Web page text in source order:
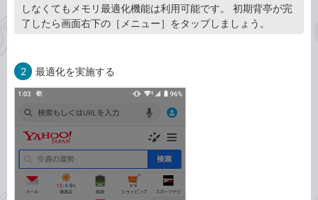
しなくてもメモリ最適化機能は利用可能です。 初期背亭が完
了したら画面右下の［メニュー］をタップしましょう。
2 最適化を実施する